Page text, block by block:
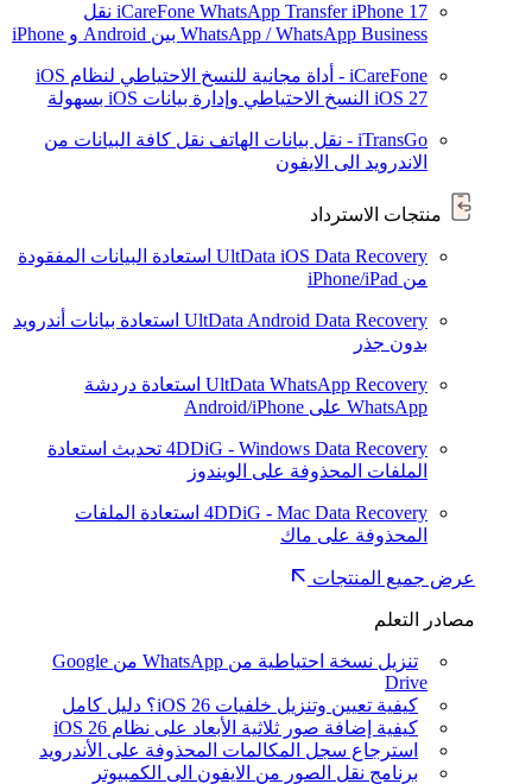
iCareFone WhatsApp TransferiPhone 17
نقل
WhatsApp / WhatsApp Business بين Android و iPhone
iCareFone - أداة مجانية للنسخ الاحتياطي لنظام iOS
iOS 27 النسخ الاحتياطي وإدارة بيانات iOS بسهولة
iTransGo - نقل بيانات الهاتف
نقل كافة البيانات من
الاندرويد الى الايفون
منتجات الاسترداد
UltData iOS Data Recovery استعادة البيانات المفقودة
من iPhone/iPad
UltData Android Data Recovery استعادة بيانات أندرويد
بدون جذر
UltData WhatsApp Recovery استعادة دردشة
WhatsApp على Android/iPhone
4DDiG - Windows Data Recovery تحديث استعادة
الملفات المحذوفة على الويندوز
4DDiG - Mac Data Recovery استعادة الملفات
المحذوفة على ماك
عرض جميع المنتجات
مصادر التعلم
تنزيل نسخة احتياطية من WhatsApp من Google
Drive
كيفية تعيين وتنزيل خلفيات iOS 26؟ دليل كامل
كيفية إضافة صور ثلاثية الأبعاد على نظام iOS 26
استرجاع سجل المكالمات المحذوفة على الأندرويد
برنامج نقل الصور من الايفون الى الكمبيوتر